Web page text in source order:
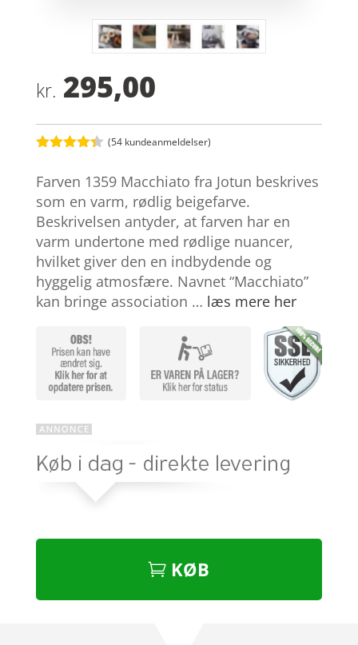
kr. 295,00
ud af 5
baseret
på
kundebedø
mmelser
(54 kundeanmeldelser)
Farven 1359 Macchiato fra Jotun beskrives
som en varm, rødlig beigefarve.
Beskrivelsen antyder, at farven har en
varm undertone med rødlige nuancer,
hvilket giver den en indbydende og
hyggelig atmosfære. Navnet “Macchiato”
kan bringe association … læs mere her
KØB